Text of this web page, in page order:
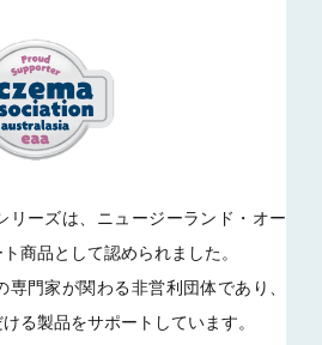
リーズは、ニュージーランド・オー
商品として認められました。
門家が関わる非営利団体であり、
る製品をサポートしています。